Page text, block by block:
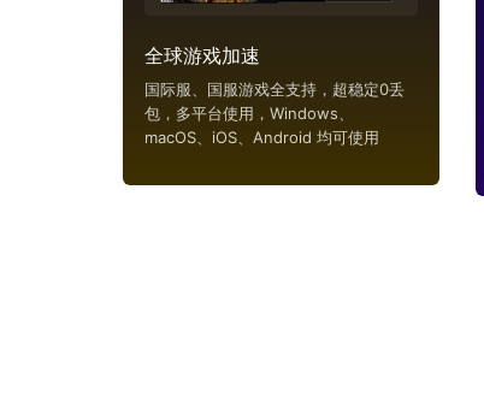
全球游戏加速
国际服、国服游戏全支持，超稳定0丢
包，多平台使用，Windows、
macOS、iOS、Android 均可使用